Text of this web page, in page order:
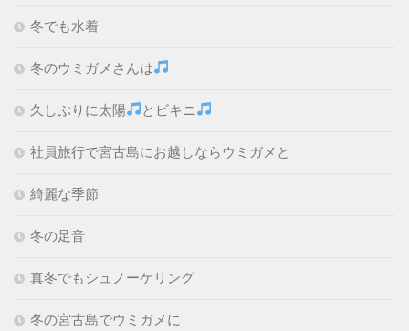
冬でも水着
冬のウミガメさんは
久しぶりに太陽 とビキニ
社員旅行で宮古島にお越しならウミガメと
綺麗な季節
冬の足音
真冬でもシュノーケリング
冬の宮古島でウミガメに